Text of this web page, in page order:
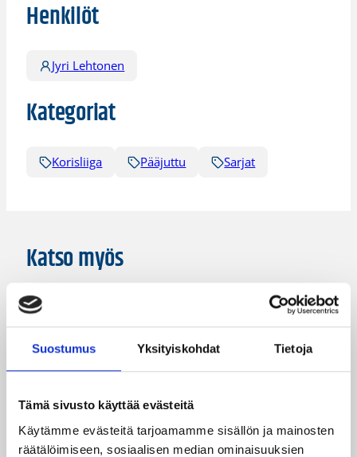
Suostumus Yksityiskohdat Tietoja
Tämä sivusto käyttää evästeitä
Käytämme evästeitä tarjoamamme sisällön ja mainosten
räätälöimiseen, sosiaalisen median ominaisuuksien
Henkilöt
Jyri Lehtonen
Kategoriat
Korisliiga Pääjuttu Sarjat
Katso myös